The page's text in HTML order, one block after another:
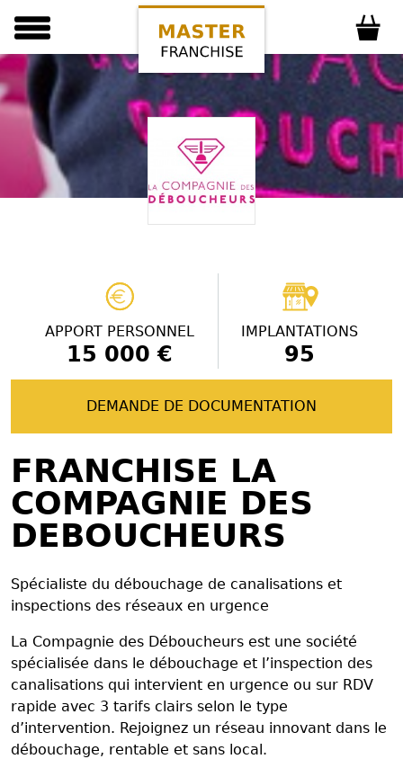
APPORT PERSONNEL
15 000 €
IMPLANTATIONS
95
DEMANDE DE DOCUMENTATION
FRANCHISE LA
COMPAGNIE DES
DEBOUCHEURS
Spécialiste du débouchage de canalisations et
inspections des réseaux en urgence
La Compagnie des Déboucheurs est une société
spécialisée dans le débouchage et l’inspection des
canalisations qui intervient en urgence ou sur RDV
rapide avec 3 tarifs clairs selon le type
d’intervention. Rejoignez un réseau innovant dans le
débouchage, rentable et sans local.